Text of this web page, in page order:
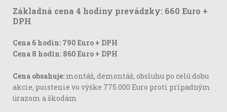
Základná cena 4 hodiny prevádzky: 660 Euro +
DPH
Cena 6 hodin: 790 Euro + DPH
Cena 8 hodin: 860 Euro + DPH
Cena obsahuje: montáž, demontáž, obsluhu po celú dobu
akcie, poistenie vo výške 775 000 Euro proti prípadným
úrazom a škodám